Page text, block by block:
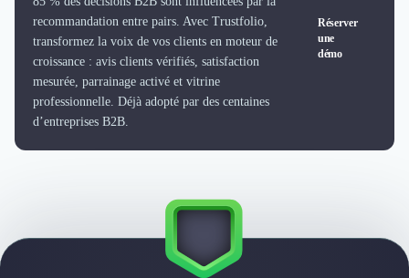
Nettoyage & Ménage
Clubs & Réseaux Professionnels
recommandation entre pairs. Avec Trustfolio,
transformez la voix de vos clients en moteur de
croissance : avis clients vérifiés, satisfaction
mesurée, parrainage activé et vitrine
professionnelle. Déjà adopté par des centaines
d’entreprises B2B.
Réserver
une
démo